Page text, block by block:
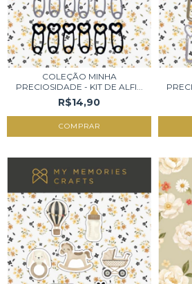
COLEÇÃO MINHA
PRECIOSIDADE - KIT DE ALFI...
R$14,90